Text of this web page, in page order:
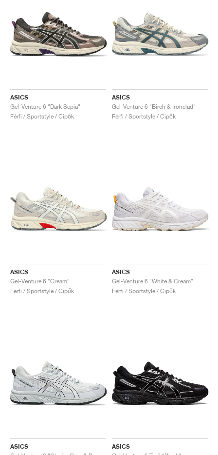
ASICS
Gel-Venture 6 "Dark Sepia"
Férfi / Sportstyle / Cipők
ASICS
Gel-Venture 6 "Birch & Ironclad"
Férfi / Sportstyle / Cipők
ASICS
Gel-Venture 6 "Cream"
Férfi / Sportstyle / Cipők
ASICS
Gel-Venture 6 "White & Cream"
Férfi / Sportstyle / Cipők
ASICS
ASICS